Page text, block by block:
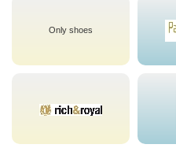
Only shoes